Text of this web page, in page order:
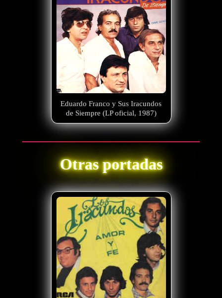
Eduardo Franco y Sus Iracundos
de Siempre (LP oficial, 1987)
Otras portadas